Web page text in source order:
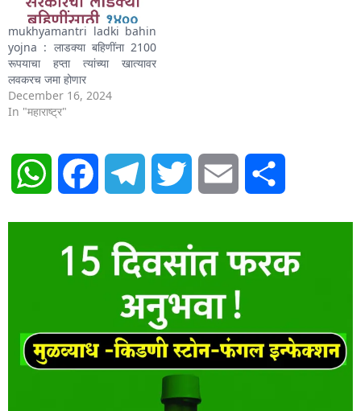
mukhyamantri ladki bahin
yojna : लाडक्या बहिणींना 2100
रूपयाचा हप्ता त्यांच्या खात्यावर
लवकरच जमा होणार
December 16, 2024
In "महाराष्ट्र"
WhatsAppFacebook Telegram Twitter Email